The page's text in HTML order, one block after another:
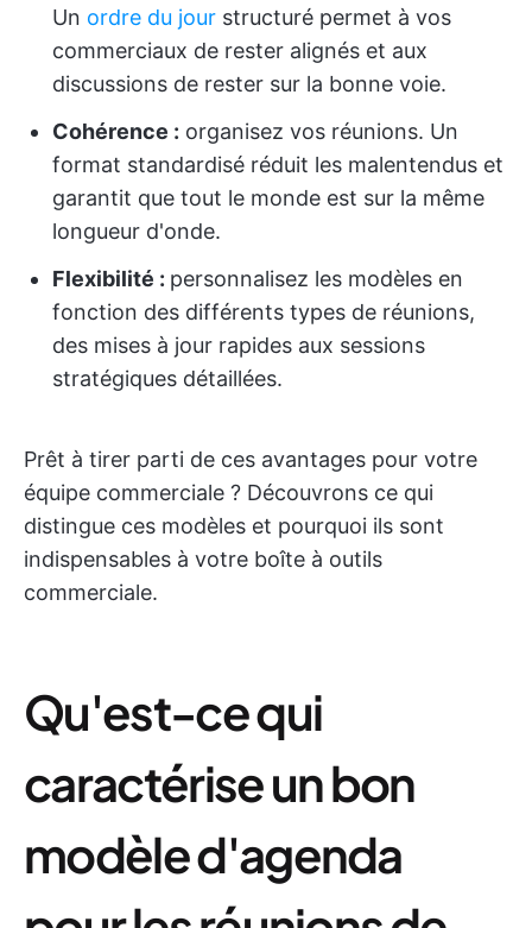
Un ordre du jour structuré permet à vos
commerciaux de rester alignés et aux
discussions de rester sur la bonne voie.
Cohérence : organisez vos réunions. Un
format standardisé réduit les malentendus et
garantit que tout le monde est sur la même
longueur d'onde.
Flexibilité : personnalisez les modèles en
fonction des différents types de réunions,
des mises à jour rapides aux sessions
stratégiques détaillées.
Prêt à tirer parti de ces avantages pour votre
équipe commerciale ? Découvrons ce qui
distingue ces modèles et pourquoi ils sont
indispensables à votre boîte à outils
commerciale.
Qu'est-ce qui
caractérise un bon
modèle d'agenda